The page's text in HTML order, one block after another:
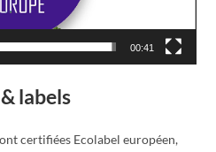
00:41
labels
certifiées Ecolabel européen,